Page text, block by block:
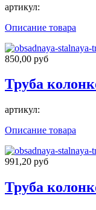
артикул:
Описание товара
850,00 руб
Труба
артикул:
Описание товара
991,20 руб
Труба